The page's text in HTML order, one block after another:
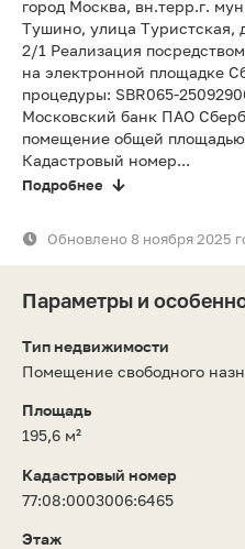
город Москва, вн.терр.г.
Тушино, улица Туристская,
2/1 Реализация
на электронной площадке
процедуры: SBR065-
Московский банк ПАО
помещение общей
Кадастровый номер...
Подробнее
Обновлено 8 ноября 2025
Параметры и
Тип недвижимости
Помещение свободного
Площадь
195,6 м²
Кадастровый номер
77:08:0003006:6465
Этаж